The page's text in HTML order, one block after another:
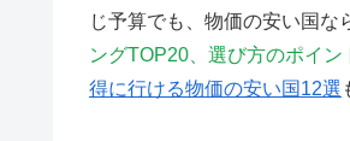
じ予算でも、物価の安い国な
ングTOP20、選び方のポイ
得に行ける物価の安い国12選